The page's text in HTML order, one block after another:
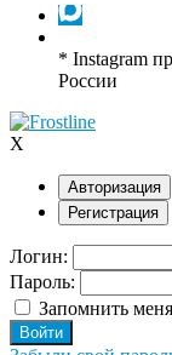
* Instagram
России
X
Авторизация
Регистрация
Логин:
Пароль:
Запомнить меня